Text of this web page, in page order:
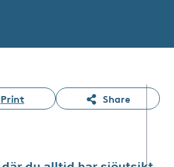
Print Share